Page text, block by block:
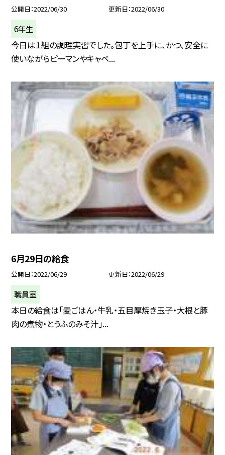
公開日 2022/06/30 更新日 2022/06/30
6年生
今日は１組の調理実習でした。包丁を上手に、かつ、安全に
使いながらピーマンやキャベ...
6月29日の給食
公開日 2022/06/29 更新日 2022/06/29
職員室
本日の給食は「麦ごはん・牛乳・五目厚焼き玉子・大根と豚
肉の煮物・とうふのみそ汁」...